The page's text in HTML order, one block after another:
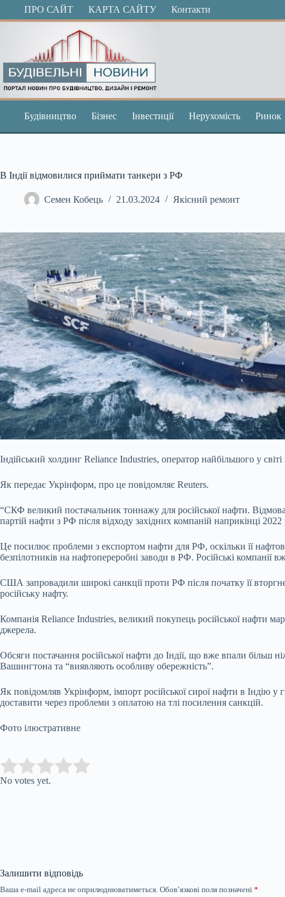
ПерейтиПРО САЙТ КАРТА САЙТУ Контакти
Будівництво Бізнес Інвестиції Нерухомість Ринок
В Індії відмовилися приймати танкери з РФ
Семен Кобець 21.03.2024 Якісний ремонт
Індійський холдинг Reliance Industries, оператор найбільшого у
Як передає Укрінформ, про це повідомляє Reuters.
“СКФ великий постачальник тоннажу для російської нафти.
партій нафти з РФ після відходу західних компаній наприкінці
Це посилює проблеми з експортом нафти для РФ, оскільки її
безпілотників на нафтопереробні заводи в РФ. Російські компанії
США запровадили широкі санкції проти РФ після початку її
російську нафту.
Компанія Reliance Industries, великий покупець російської нафти
джерела.
Обсяги постачання російської нафти до Індії, що вже впали більш
Вашингтона та “виявляють особливу обережність”.
Як повідомляв Укрінформ, імпорт російської сирої нафти в Індію
доставити через проблеми з оплатою на тлі посилення санкцій.
Фото ілюстративне
Rate this item:
No votes yet.
Залишити відповідь
Ваша e-mail адреса не оприлюднюватиметься. Обов’язкові поля позначені *